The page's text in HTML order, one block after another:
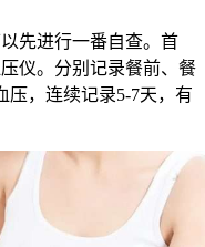
先进行一番自查。首
仪。分别记录餐前、餐
压，连续记录5-7天，有